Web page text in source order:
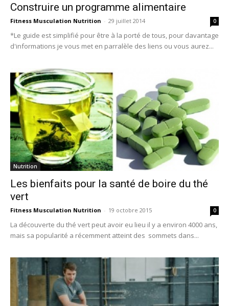
Construire un programme alimentaire
Fitness Musculation Nutrition - 29 juillet 2014 0
*Le guide est simplifié pour être à la porté de tous, pour davantage
d'informations je vous met en parralèle des liens ou vous aurez...
Nutrition
Les bienfaits pour la santé de boire du thé
vert
Fitness Musculation Nutrition - 19 octobre 2015 0
La découverte du thé vert peut avoir eu lieu il y a environ 4000 ans,
mais sa popularité a récemment atteint des sommets dans...